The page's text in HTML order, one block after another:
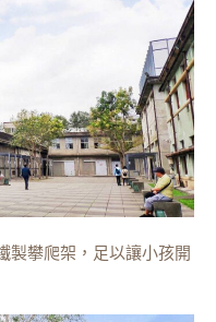
製攀爬架，足以讓小孩開